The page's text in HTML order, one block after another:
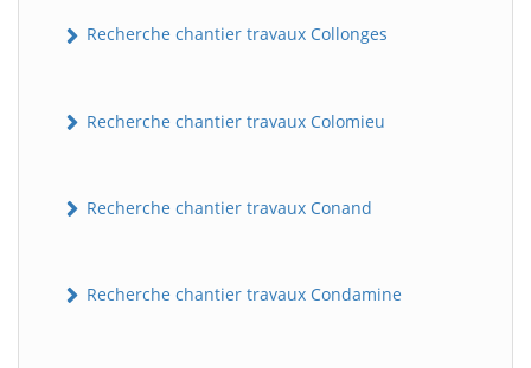
Recherche chantier travaux Collonges
Recherche chantier travaux Colomieu
Recherche chantier travaux Conand
Recherche chantier travaux Condamine